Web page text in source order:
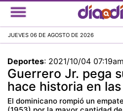
al
JUEVES 06 DE AGOSTO DE 2026
Deportes: 2021/10/04 07:19am
Guerrero Jr. pega
hace historia en
El dominicano rompió un